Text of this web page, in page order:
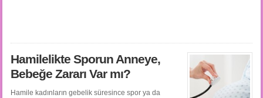
Hamilelikte Sporun Anneye,
Bebeğe Zararı Var mı?
Hamile kadınların gebelik süresince spor ya da